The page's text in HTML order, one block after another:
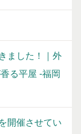
ました！｜外
る平屋 -福岡
開催させてい